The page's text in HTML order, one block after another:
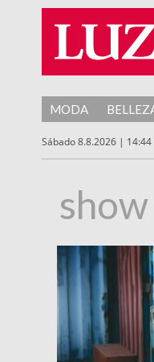
MODA
Sábado 8.8.2026 | 14:44